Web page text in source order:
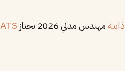
مهندس مدني 2026 تجتاز ATS